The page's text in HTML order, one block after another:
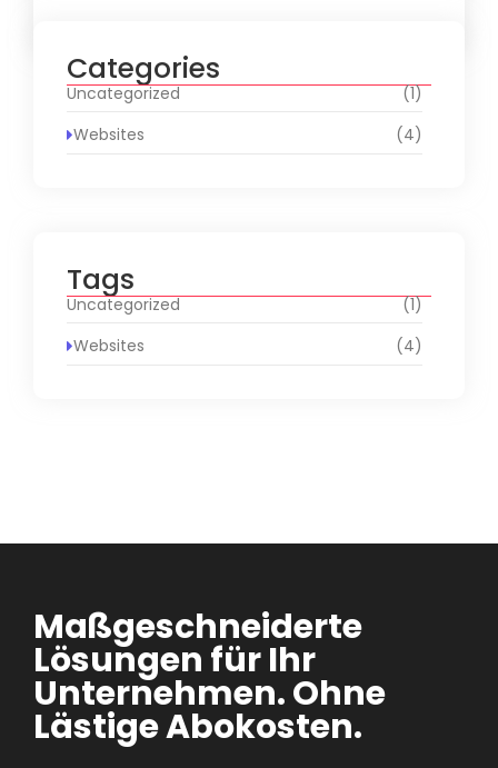
Categories
Uncategorized
(1)
Websites
(4)
Tags
Uncategorized
(1)
Websites
(4)
Maßgeschneiderte
Lösungen für Ihr
Unternehmen. Ohne
Lästige Abokosten.